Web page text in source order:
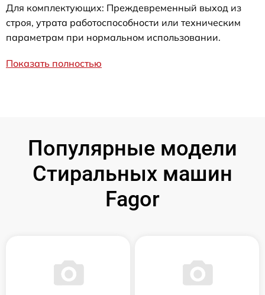
Для комплектующих: Преждевременный выход из
строя, утрата работоспособности или техническим
параметрам при нормальном использовании.
Показать полностью
Популярные модели
Стиральных машин
Fagor